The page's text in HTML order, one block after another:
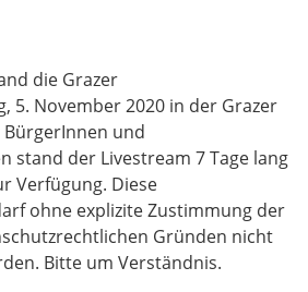
die Grazer
5. November 2020 in der Grazer
und
stand der Livestream 7 Tage lang
Verfügung. Diese
ohne explizite Zustimmung der
Gründen nicht
Bitte um Verständnis.